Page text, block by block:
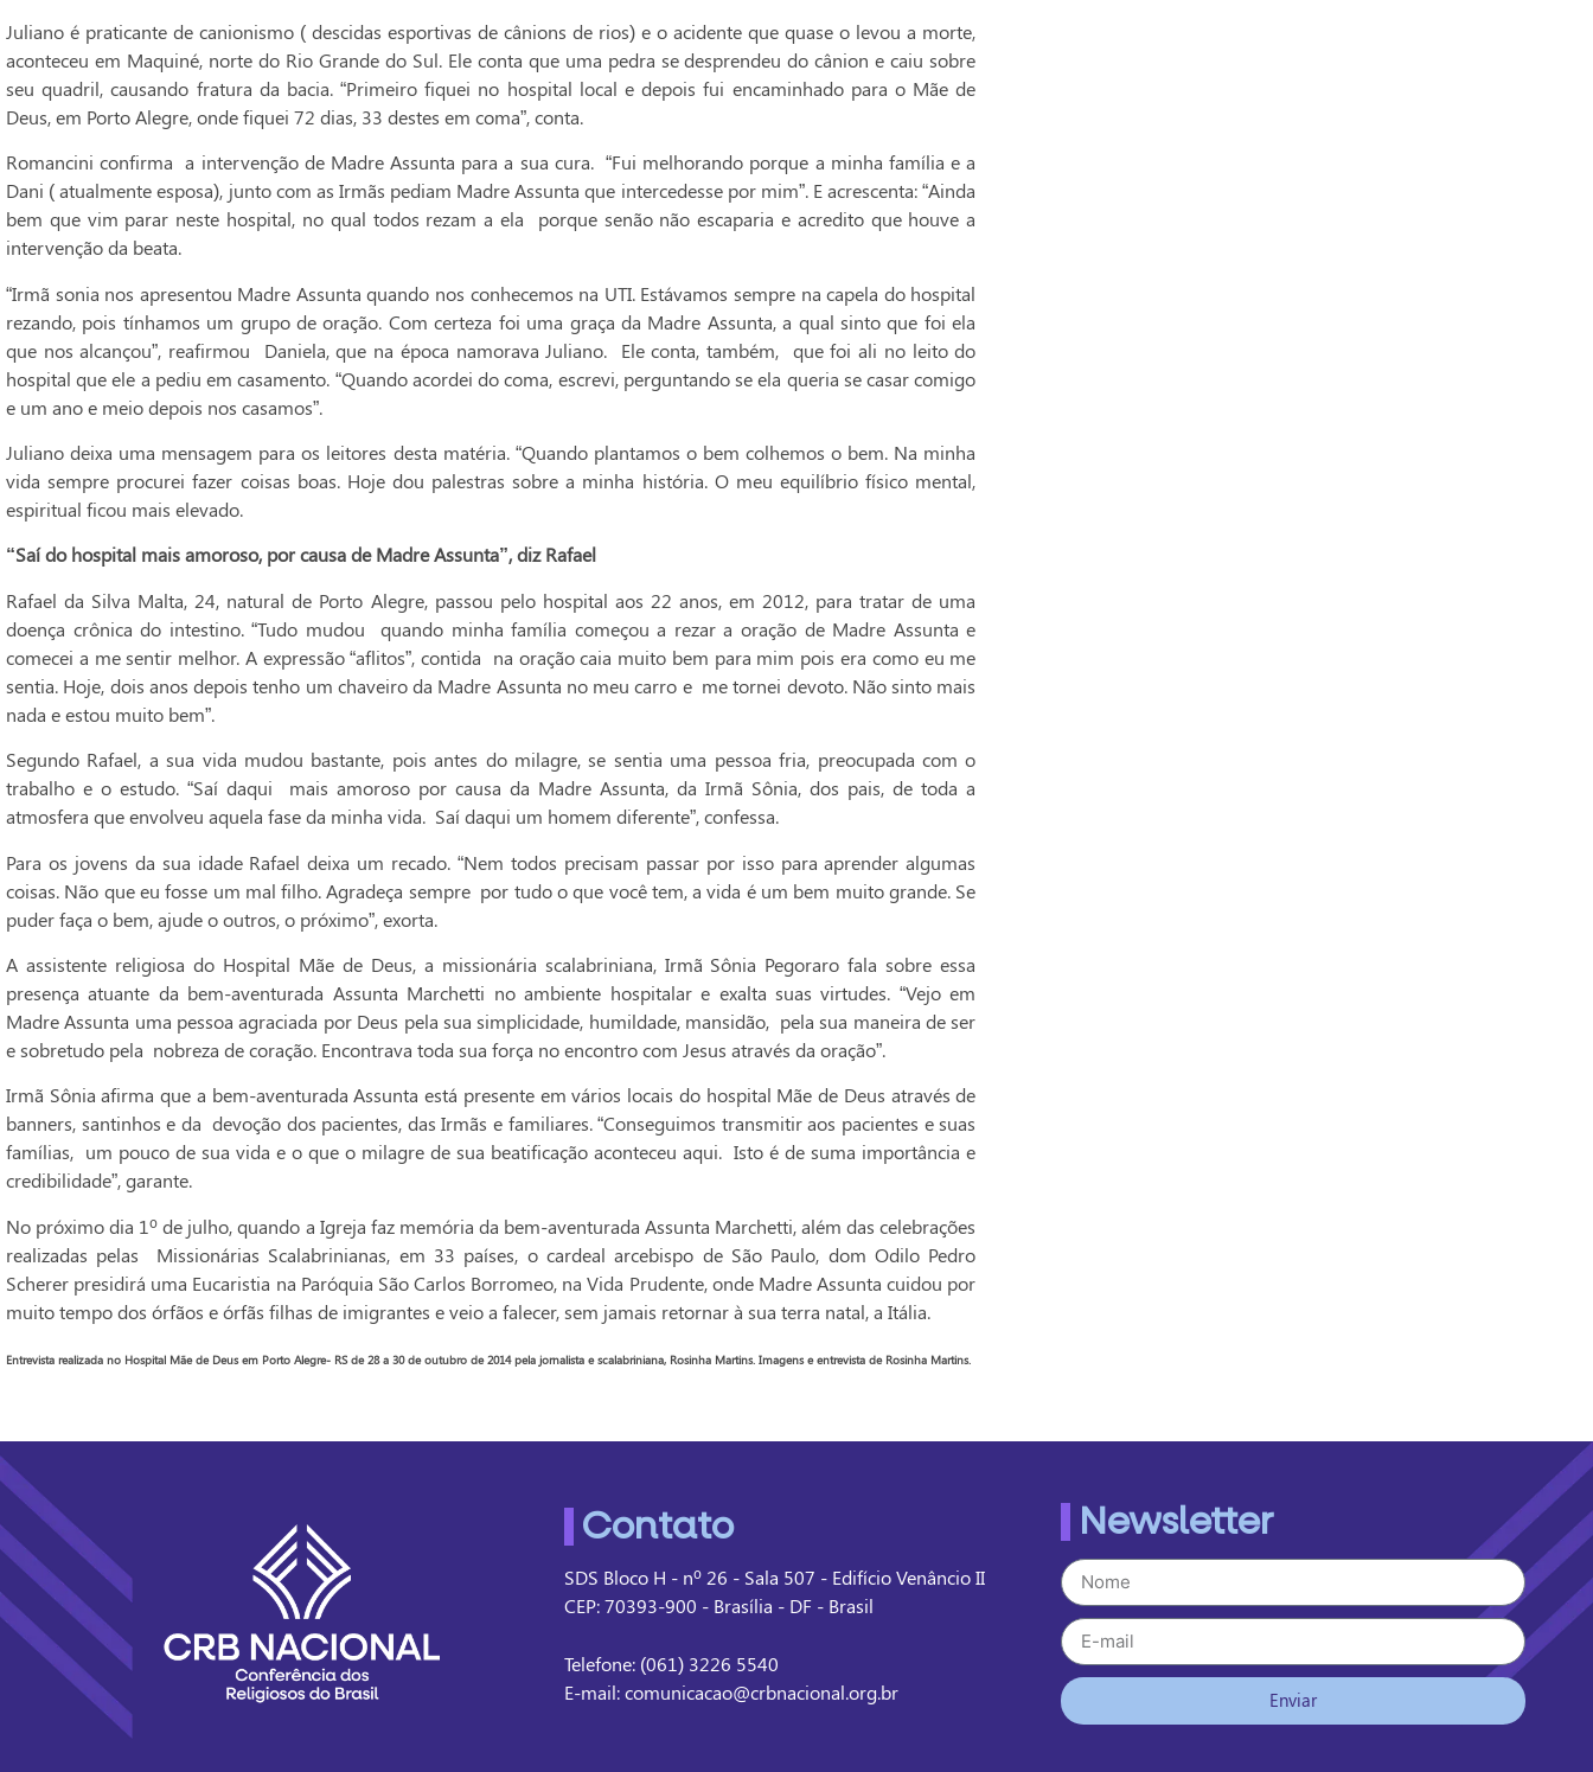
Juliano é praticante de canionismo ( descidas esportivas de cânions de rios) e o acidente que quase o levou a morte,
aconteceu em Maquiné, norte do Rio Grande do Sul. Ele conta que uma pedra se desprendeu do cânion e caiu sobre
seu quadril, causando fratura da bacia. “Primeiro fiquei no hospital local e depois fui encaminhado para o Mãe de
Deus, em Porto Alegre, onde fiquei 72 dias, 33 destes em coma”, conta.
Romancini confirma a intervenção de Madre Assunta para a sua cura. “Fui melhorando porque a minha família e a
Dani ( atualmente esposa), junto com as Irmãs pediam Madre Assunta que intercedesse por mim”. E acrescenta: “Ainda
bem que vim parar neste hospital, no qual todos rezam a ela porque senão não escaparia e acredito que houve a
intervenção da beata.
“Irmã sonia nos apresentou Madre Assunta quando nos conhecemos na UTI. Estávamos sempre na capela do hospital
rezando, pois tínhamos um grupo de oração. Com certeza foi uma graça da Madre Assunta, a qual sinto que foi ela
que nos alcançou”, reafirmou Daniela, que na época namorava Juliano. Ele conta, também, que foi ali no leito do
hospital que ele a pediu em casamento. “Quando acordei do coma, escrevi, perguntando se ela queria se casar comigo
e um ano e meio depois nos casamos”.
Juliano deixa uma mensagem para os leitores desta matéria. “Quando plantamos o bem colhemos o bem. Na minha
vida sempre procurei fazer coisas boas. Hoje dou palestras sobre a minha história. O meu equilíbrio físico mental,
espiritual ficou mais elevado.
“Saí do hospital mais amoroso, por causa de Madre Assunta”, diz Rafael
Rafael da Silva Malta, 24, natural de Porto Alegre, passou pelo hospital aos 22 anos, em 2012, para tratar de uma
doença crônica do intestino. “Tudo mudou quando minha família começou a rezar a oração de Madre Assunta e
comecei a me sentir melhor. A expressão “aflitos”, contida na oração caia muito bem para mim pois era como eu me
sentia. Hoje, dois anos depois tenho um chaveiro da Madre Assunta no meu carro e me tornei devoto. Não sinto mais
nada e estou muito bem”.
Segundo Rafael, a sua vida mudou bastante, pois antes do milagre, se sentia uma pessoa fria, preocupada com o
trabalho e o estudo. “Saí daqui mais amoroso por causa da Madre Assunta, da Irmã Sônia, dos pais, de toda a
atmosfera que envolveu aquela fase da minha vida. Saí daqui um homem diferente”, confessa.
Para os jovens da sua idade Rafael deixa um recado. “Nem todos precisam passar por isso para aprender algumas
coisas. Não que eu fosse um mal filho. Agradeça sempre por tudo o que você tem, a vida é um bem muito grande. Se
puder faça o bem, ajude o outros, o próximo”, exorta.
A assistente religiosa do Hospital Mãe de Deus, a missionária scalabriniana, Irmã Sônia Pegoraro fala sobre essa
presença atuante da bem-aventurada Assunta Marchetti no ambiente hospitalar e exalta suas virtudes. “Vejo em
Madre Assunta uma pessoa agraciada por Deus pela sua simplicidade, humildade, mansidão, pela sua maneira de ser
e sobretudo pela nobreza de coração. Encontrava toda sua força no encontro com Jesus através da oração”.
Irmã Sônia afirma que a bem-aventurada Assunta está presente em vários locais do hospital Mãe de Deus através de
banners, santinhos e da devoção dos pacientes, das Irmãs e familiares. “Conseguimos transmitir aos pacientes e suas
famílias, um pouco de sua vida e o que o milagre de sua beatificação aconteceu aqui. Isto é de suma importância e
credibilidade”, garante.
No próximo dia 1º de julho, quando a Igreja faz memória da bem-aventurada Assunta Marchetti, além das celebrações
realizadas pelas Missionárias Scalabrinianas, em 33 países, o cardeal arcebispo de São Paulo, dom Odilo Pedro
Scherer presidirá uma Eucaristia na Paróquia São Carlos Borromeo, na Vida Prudente, onde Madre Assunta cuidou por
muito tempo dos órfãos e órfãs filhas de imigrantes e veio a falecer, sem jamais retornar à sua terra natal, a Itália.
Entrevista realizada no Hospital Mãe de Deus em Porto Alegre- RS de 28 a 30 de outubro de 2014 pela jornalista e scalabriniana, Rosinha Martins. Imagens e entrevista de Rosinha Martins.
Contato
SDS Bloco H - nº 26 - Sala 507 - Edifício Venâncio II
CEP: 70393-900 - Brasília - DF - Brasil
Telefone: (061) 3226 5540
E-mail: comunicacao@crbnacional.org.br
Newsletter
Enviar